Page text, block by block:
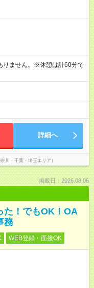
ません。※休憩は計60分で
詳細へ
川・千葉・埼玉エリア）
掲載日：2026.08.06
！でもOK！OA
務
WEB登録・面接OK